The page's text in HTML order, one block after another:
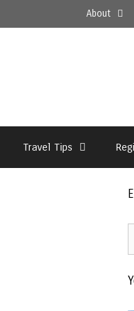
About
Travel Tips